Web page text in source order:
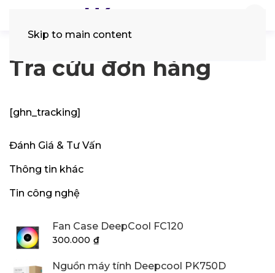
Skip to main content
Tra cứu đơn hàng
[ghn_tracking]
Đánh Giá & Tư Vấn
Thông tin khác
Tin công nghệ
Fan Case DeepCool FC120
300.000 ₫
Nguồn máy tính Deepcool PK750D
kiếm: